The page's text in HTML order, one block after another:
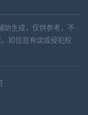
助生成，仅供参考，不
如信息有误或侵犯权